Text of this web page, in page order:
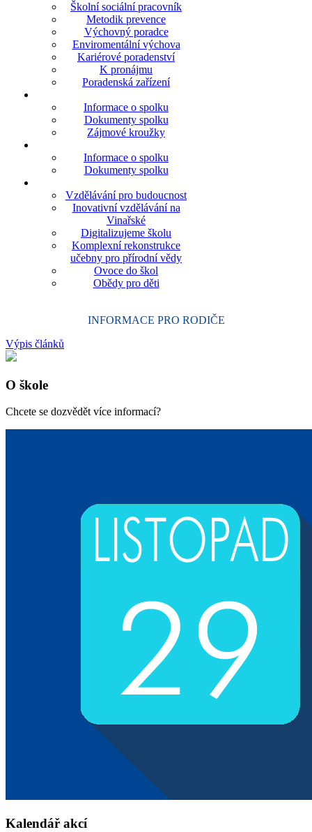
Školní sociální pracovník
Metodik prevence
Výchovný poradce
Enviromentální výchova
Kariérové poradenství
K pronájmu
Poradenská zařízení
Informace o spolku
Dokumenty spolku
Zájmové kroužky
Informace o spolku
Dokumenty spolku
Vzdělávání pro budoucnost
Inovativní vzdělávání na
Vinařské
Digitalizujeme školu
Komplexní rekonstrukce
učebny pro přírodní vědy
Ovoce do škol
Obědy pro děti
INFORMACE PRO RODIČE
Výpis článků
O škole
Chcete se dozvědět více informací?
Kalendář akcí